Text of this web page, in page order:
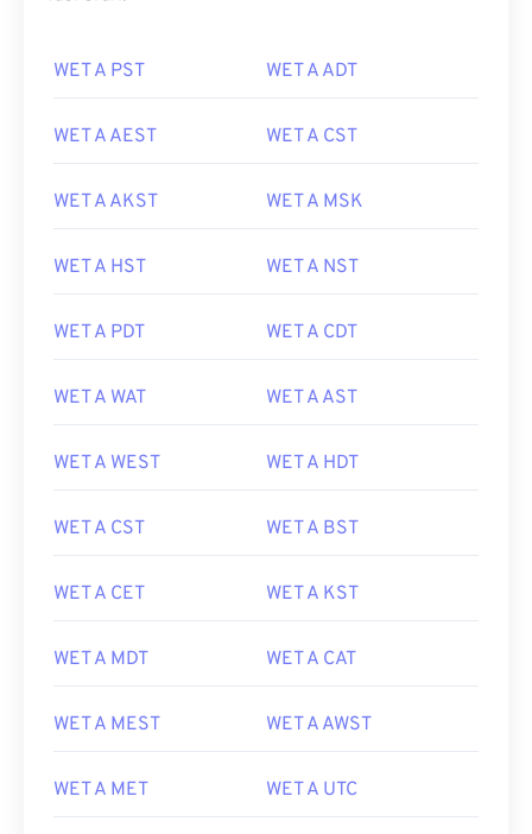
WET A PST WET A ADT
WET A AEST WET A CST
WET A AKST WET A MSK
WET A HST WET A NST
WET A PDT WET A CDT
WET A WAT WET A AST
WET A WEST WET A HDT
WET A CST WET A BST
WET A CET WET A KST
WET A MDT WET A CAT
WET A MEST WET A AWST
WET A MET WET A UTC